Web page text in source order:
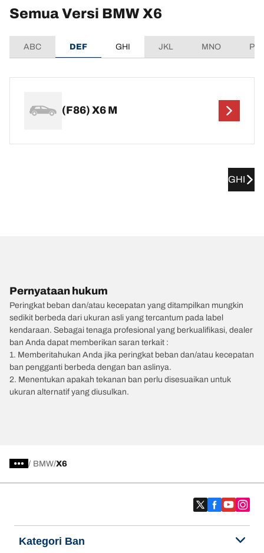
Semua Versi BMW X6
ABC DEF GHI JKL MNO
(F86) X6 M
GHI
Pernyataan hukum
Peringkat beban dan/atau kecepatan yang ditampilkan mungkin
sedikit berbeda dari ukuran asli yang tercantum pada label
kendaraan. Sebagai tenaga profesional yang berkualifikasi, dealer
ban Anda dapat memberikan saran terkait :
1. Memberitahukan Anda jika peringkat beban dan/atau kecepatan
ban pengganti berbeda dengan ban aslinya.
2. Menentukan apakah tekanan ban perlu disesuaikan untuk
ukuran alternatif yang diusulkan.
/ BMW X6
Kategori Ban